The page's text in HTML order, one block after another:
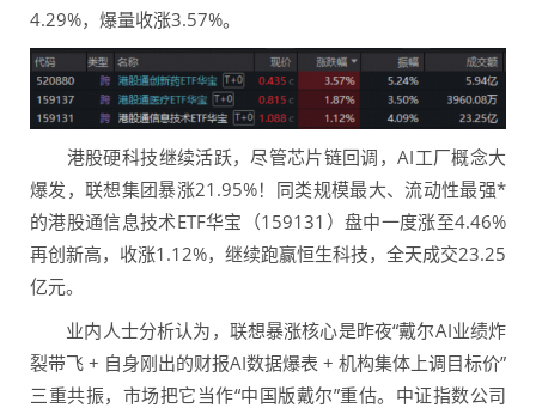
4.29%，爆量收涨3.57%。
港股硬科技继续活跃，尽管芯片链回调，AI工厂概念大
爆发，联想集团暴涨21.95%！同类规模最大、流动性最强*
的港股通信息技术ETF华宝（159131）盘中一度涨至4.46%
再创新高，收涨1.12%，继续跑赢恒生科技，全天成交23.25
亿元。
业内人士分析认为，联想暴涨核心是昨夜“戴尔AI业绩炸
裂带飞 + 自身刚出的财报AI数据爆表 + 机构集体上调目标价”
三重共振，市场把它当作“中国版戴尔”重估。中证指数公司